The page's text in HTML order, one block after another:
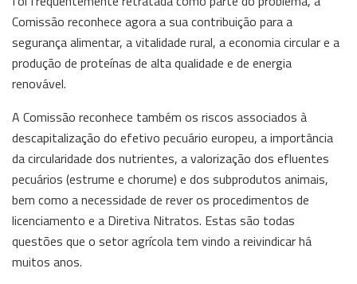
Comissão reconhece agora a sua contribuição para a
segurança alimentar, a vitalidade rural, a economia circular e a
produção de proteínas de alta qualidade e de energia
renovável.
A Comissão reconhece também os riscos associados à
descapitalização do efetivo pecuário europeu, a importância
da circularidade dos nutrientes, a valorização dos efluentes
pecuários (estrume e chorume) e dos subprodutos animais,
bem como a necessidade de rever os procedimentos de
licenciamento e a Diretiva Nitratos. Estas são todas
questões que o setor agrícola tem vindo a reivindicar há
muitos anos.